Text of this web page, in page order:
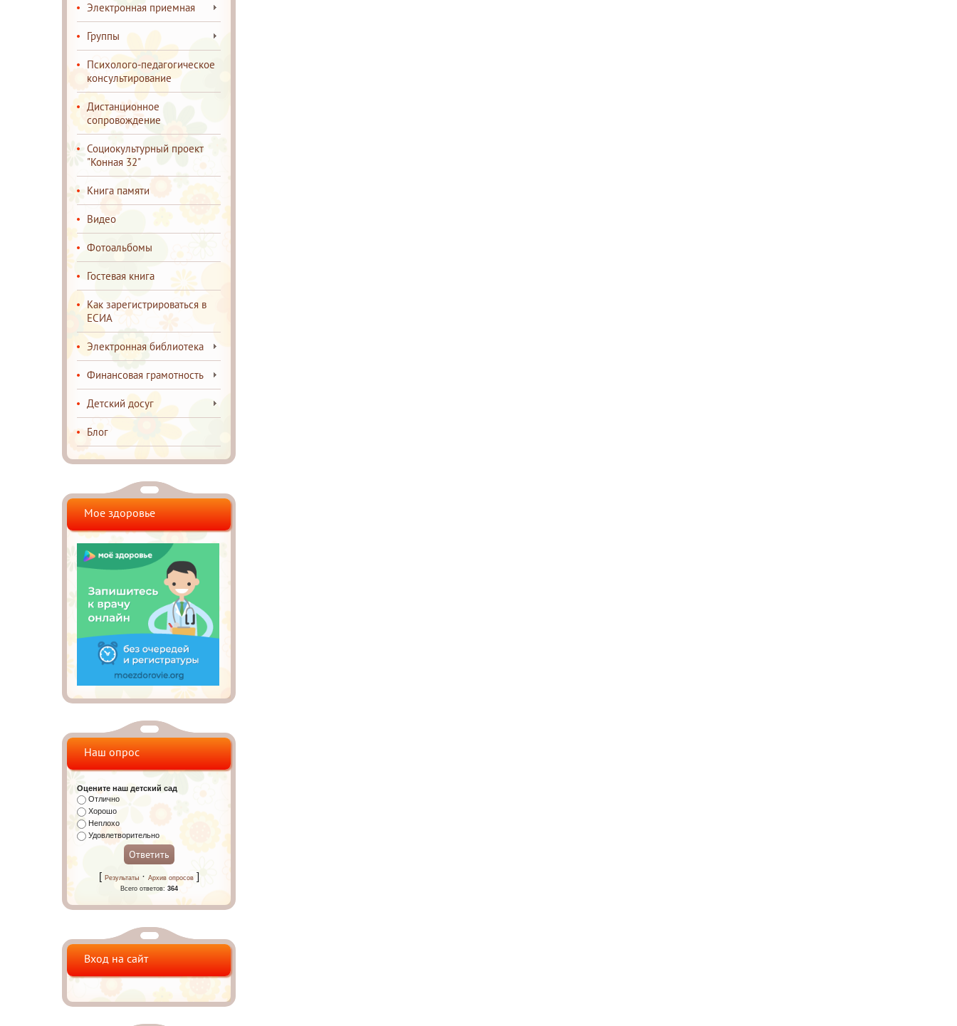
Электронная приемная
Группы
Психолого-педагогическое
консультирование
Дистанционное
сопровождение
Социокультурный проект
"Конная 32"
Книга памяти
Видео
Фотоальбомы
Гостевая книга
Как зарегистрироваться в
ЕСИА
Электронная библиотека
Финансовая грамотность
Детский досуг
Блог
Мое здоровье
Наш опрос
Оцените наш детский сад
Отлично
Хорошо
Неплохо
Удовлетворительно
[ Результаты· Архив опросов]
Всего ответов: 364
Вход на сайт